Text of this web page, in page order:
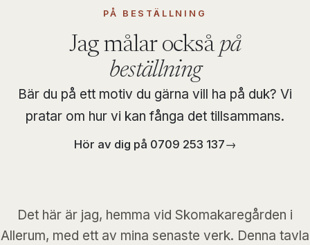
PÅ BESTÄLLNING
Jag målar också på
beställning
Bär du på ett motiv du gärna vill ha på duk? Vi
pratar om hur vi kan fånga det tillsammans.
Hör av dig på 0709 253 137→
Det här är jag, hemma vid Skomakaregården i
Allerum, med ett av mina senaste verk. Denna tavla